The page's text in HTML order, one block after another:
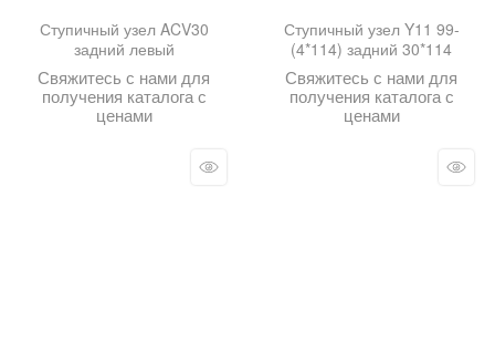
Ступичный узел ACV30
задний левый
Свяжитесь с нами для
получения каталога с
ценами
Ступичный узел Y11 99-
(4*114) задний 30*114
Свяжитесь с нами для
получения каталога с
ценами